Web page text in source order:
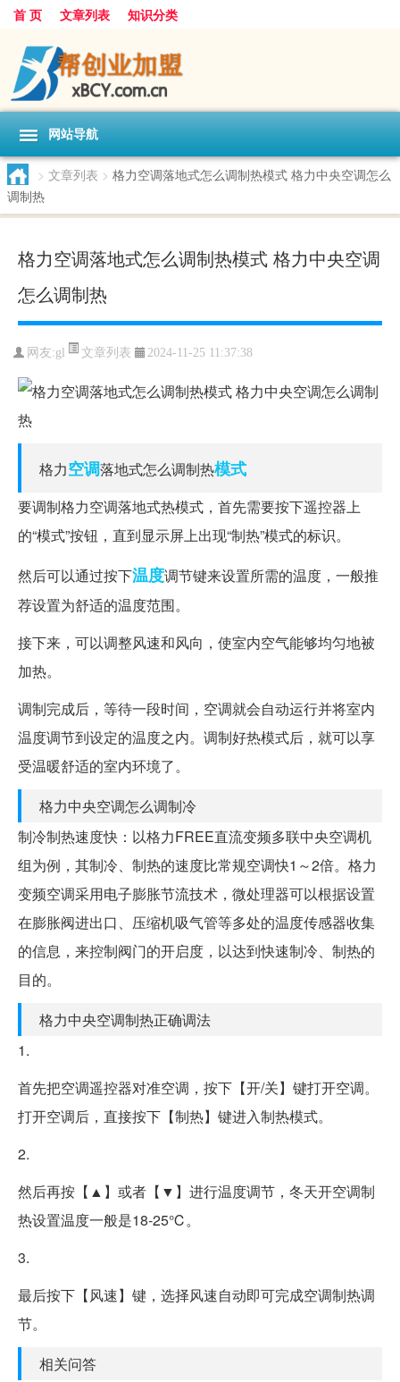
首 页 文章列表 知识分类
网站导航
> 文章列表 > 格力空调落地式怎么调制热模式 格力中央空调怎么
调制热
格力空调落地式怎么调制热模式 格力中央空调
怎么调制热
网友:gl 文章列表 2024-11-25 11:37:38
格力空调落地式怎么调制热模式
要调制格力空调落地式热模式，首先需要按下遥控器上
的“模式”按钮，直到显示屏上出现“制热”模式的标识。
然后可以通过按下温度调节键来设置所需的温度，一般推
荐设置为舒适的温度范围。
接下来，可以调整风速和风向，使室内空气能够均匀地被
加热。
调制完成后，等待一段时间，空调就会自动运行并将室内
温度调节到设定的温度之内。调制好热模式后，就可以享
受温暖舒适的室内环境了。
格力中央空调怎么调制冷
制冷制热速度快：以格力FREE直流变频多联中央空调机
组为例，其制冷、制热的速度比常规空调快1～2倍。格力
变频空调采用电子膨胀节流技术，微处理器可以根据设置
在膨胀阀进出口、压缩机吸气管等多处的温度传感器收集
的信息，来控制阀门的开启度，以达到快速制冷、制热的
目的。
格力中央空调制热正确调法
1.
首先把空调遥控器对准空调，按下【开/关】键打开空调。
打开空调后，直接按下【制热】键进入制热模式。
2.
然后再按【▲】或者【▼】进行温度调节，冬天开空调制
热设置温度一般是18-25℃。
3.
最后按下【风速】键，选择风速自动即可完成空调制热调
节。
相关问答